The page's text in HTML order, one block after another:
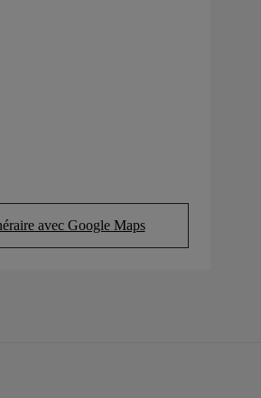
avec Google Maps
(Opens in new tab)